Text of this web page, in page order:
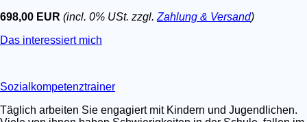
698,00 EUR (incl. 0% USt. zzgl. Zahlung & Versand)
Das interessiert mich
Sozialkompetenztrainer
Täglich arbeiten Sie engagiert mit Kindern und Jugendlichen.